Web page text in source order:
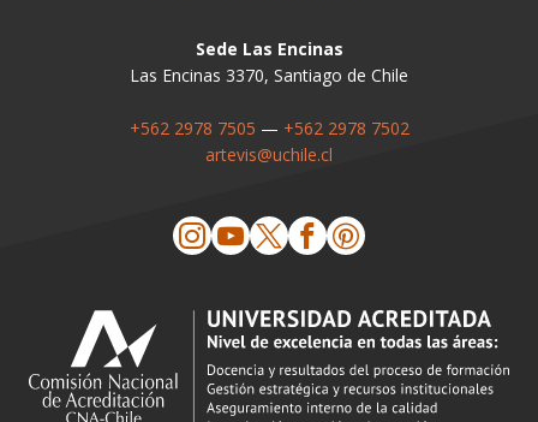
Sede Las Encinas
Las Encinas 3370, Santiago de Chile
+562 2978 7505 — +562 2978 7502
artevis@uchile.cl